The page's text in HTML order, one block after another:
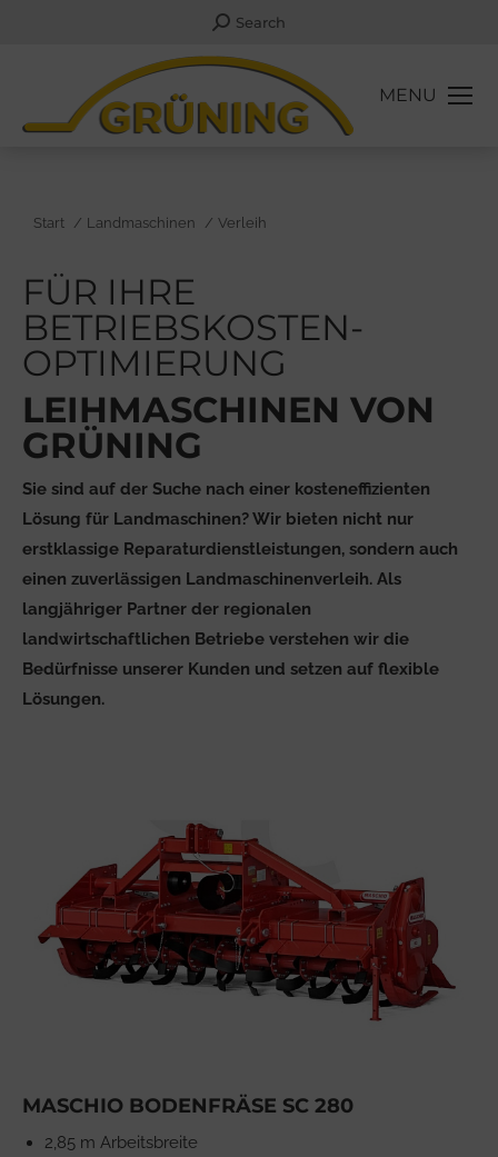
Search:
Search
MENU
Sie befinden sich hier:
Start Landmaschinen Verleih
FÜR IHRE
BETRIEBSKOSTEN­
OPTIMIERUNG
LEIHMASCHINEN VON
GRÜNING
Sie sind auf der Suche nach einer kosteneffizienten
Lösung für Landmaschinen? Wir bieten nicht nur
erstklassige Reparaturdienstleistungen, sondern auch
einen zuverlässigen Landmaschinenverleih. Als
langjähriger Partner der regionalen
landwirtschaftlichen Betriebe verstehen wir die
Bedürfnisse unserer Kunden und setzen auf flexible
Lösungen.
MASCHIO BODENFRÄSE SC 280
2,85 m Arbeitsbreite